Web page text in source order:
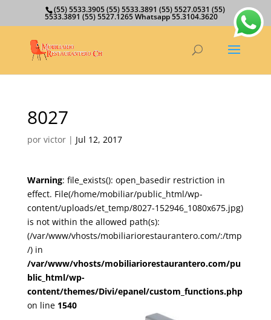
(55) 5533.3905 (55) 5533.3891 (55) 5527.0531 (55)
5533.3891 (55) 5527.1265 Whatsapp 55.3104.3620
8027
por victor| Jul 12, 2017
Warning: file_exists(): open_basedir restriction in
effect. File(/home/mobiliar/public_html/wp-
content/uploads/et_temp/8027-152946_1080x675.jpg)
is not within the allowed path(s):
(/var/www/vhosts/mobiliariorestaurantero.com/:/tmp
/) in
/var/www/vhosts/mobiliariorestaurantero.com/pu
blic_html/wp-
content/themes/Divi/epanel/custom_functions.php
on line 1540